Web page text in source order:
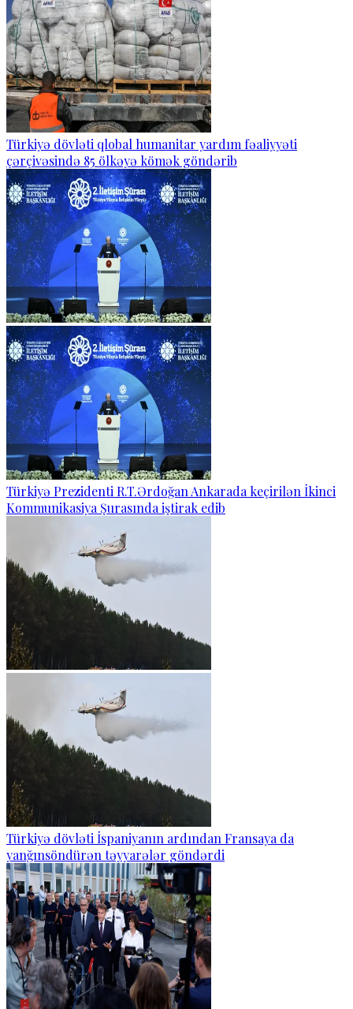
Türkiyə dövləti qlobal humanitar yardım fəaliyyəti
çərçivəsində 85 ölkəyə kömək göndərib
Türkiyə Prezidenti R.T.Ərdoğan Ankarada keçirilən İkinci
Kommunikasiya Şurasında iştirak edib
Türkiyə dövləti İspaniyanın ardından Fransaya da
yanğınsöndürən təyyarələr göndərdi